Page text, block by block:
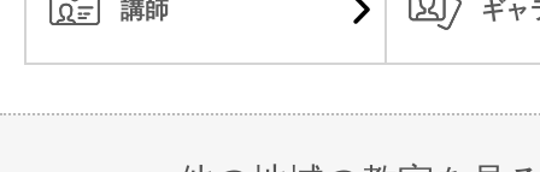
講師 ギャ